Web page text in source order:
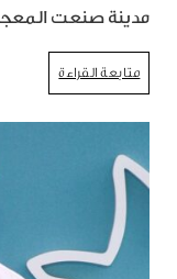
مدينة صنعت
متابعة القراءة